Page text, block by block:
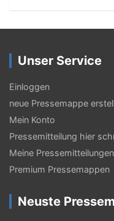
Unser Service
Einloggen
neue Pressemappe
Mein Konto
Pressemitteilung hier
Meine Pressemitteilungen
Premium Pressemappen
Neuste